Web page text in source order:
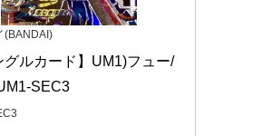
(BANDAI)
グルカード】UM1)フュー/
SEC3